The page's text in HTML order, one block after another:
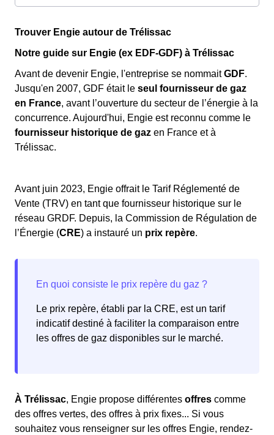
Trouver Engie autour de Trélissac
Notre guide sur Engie (ex EDF-GDF) à Trélissac
Avant de devenir Engie, l'entreprise se nommaitGDF.
Jusqu'en 2007, GDF était le seul fournisseur de gaz
en France, avant l’ouverture du secteur de l’énergie à la
concurrence. Aujourd'hui, Engie est reconnu comme le
fournisseur historique de gaz en France et à
Trélissac.
Avant juin 2023, Engie offrait le Tarif Réglementé de
Vente (TRV) en tant que fournisseur historique sur le
réseau GRDF. Depuis, la Commission de Régulation de
l’Énergie (CRE) a instauré un prix repère.
Le prix repère, établi par la CRE, est un tarif
indicatif destiné à faciliter la comparaison entre
les offres de gaz disponibles sur le marché.
À Trélissac, Engie propose différentes offres comme
des offres vertes, des offres à prix fixes... Si vous
souhaitez vous renseigner sur les offres Engie, rendez-